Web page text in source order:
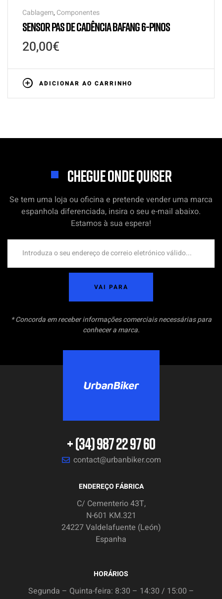
Cablagem, Componentes
SENSOR PAS DE CADÊNCIA BAFANG 6-PINOS
20,00€
ADICIONAR AO CARRINHO
CHEGUE ONDE QUISER
Se tem uma loja ou oficina e pretende vender uma marca
espanhola diferenciada, insira o seu e-mail abaixo.
Estamos à sua espera!
VAI PARA
* Concorda em receber informações comerciais necessárias para
conhecer a marca.
+ (34) 987 22 97 60
contact@urbanbiker.com
ENDEREÇO FÁBRICA
C/ Cementerio 43T,
N-601 KM.321
24227 Valdelafuente (León)
Espanha
HORÁRIOS
Segunda – Quinta-feira: 8:30 – 14:30 / 15:00 –